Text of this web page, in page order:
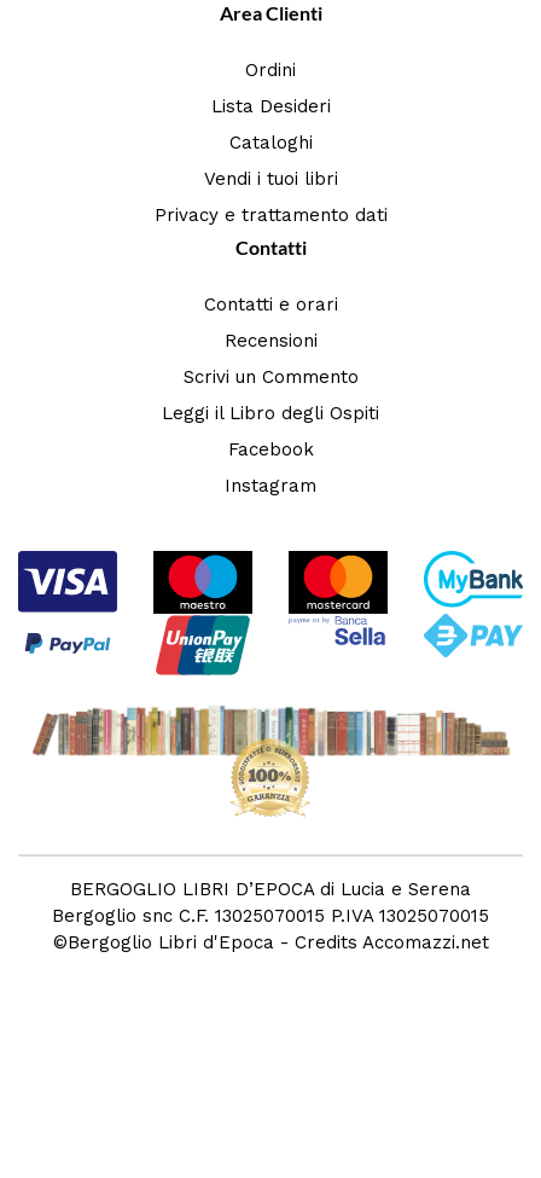
Area Clienti
Ordini
Lista Desideri
Cataloghi
Vendi i tuoi libri
Privacy e trattamento dati
Contatti
Contatti e orari
Recensioni
Scrivi un Commento
Leggi il Libro degli Ospiti
Facebook
Instagram
BERGOGLIO LIBRI D’EPOCA di Lucia e Serena
Bergoglio snc C.F. 13025070015 P.IVA 13025070015
©Bergoglio Libri d'Epoca - Credits Accomazzi.net